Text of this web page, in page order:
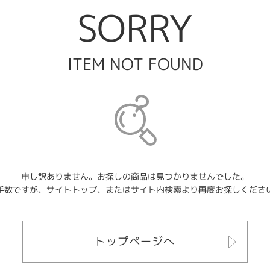
SORRY
ITEM NOT FOUND
申し訳ありません。お探しの商品は見つかりませんでした。
数ですが、サイトトップ、またはサイト内検索より再度お探しくださ
トップページへ